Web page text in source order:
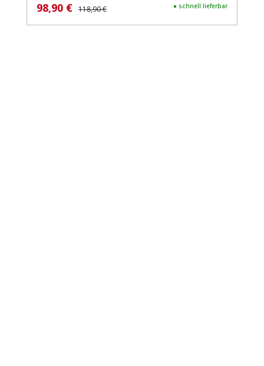
Verkaufspreis:
98,90 € Regulärer Preis:
118,90 € ● schnell lieferbar